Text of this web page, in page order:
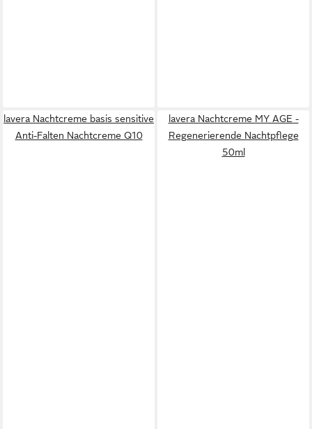
lavera Nachtcreme basis sensitive
Anti-Falten Nachtcreme Q10
lavera Nachtcreme MY AGE -
Regenerierende Nachtpflege
50ml